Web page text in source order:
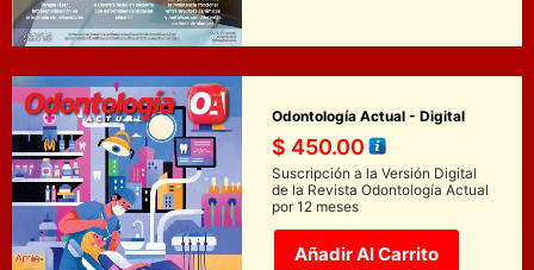
Odontología Actual - Digital
$ 450.00
Suscripción a la Versión Digital
de la Revista Odontología Actual
por 12 meses
Añadir Al Carrito